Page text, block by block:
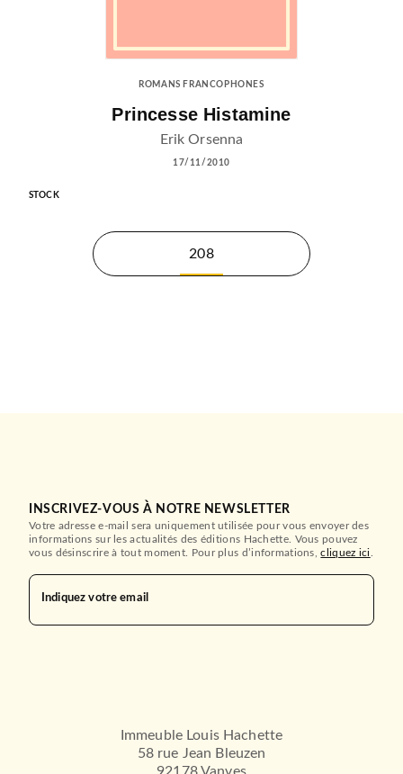
ROMANS FRANCOPHONES
Princesse Histamine
Erik Orsenna
17/11/2010
STOCK
208
INSCRIVEZ-VOUS À NOTRE NEWSLETTER
Votre adresse e-mail sera uniquement utilisée pour vous envoyer des
informations sur les actualités des éditions Hachette. Vous pouvez
vous désinscrire à tout moment. Pour plus d’informations,cliquez ici
Indiquez votre email
Immeuble Louis Hachette
58 rue Jean Bleuzen